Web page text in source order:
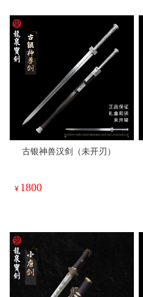
古银神兽汉剑（未开刃）
¥ 1800